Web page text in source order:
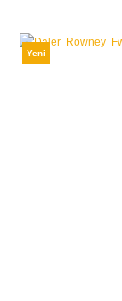
Yeni